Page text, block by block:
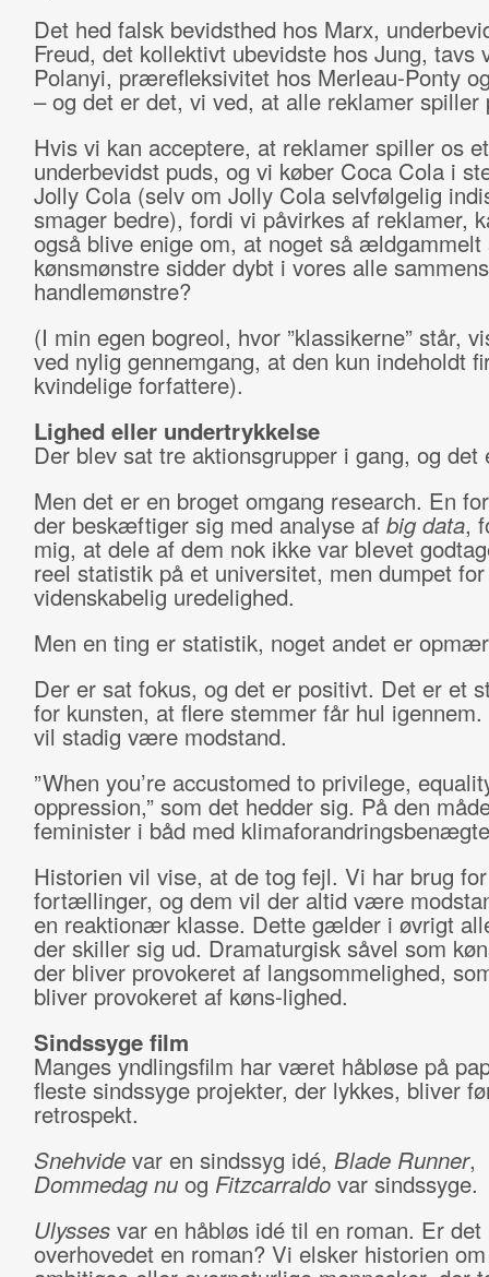
Det hed falsk bevidsthed hos Marx,
Freud, det kollektivt ubevidste hos Jung, tavs
Polanyi, prærefleksivitet hos Merleau-Ponty
– og det er det, vi ved, at alle reklamer spiller
Hvis vi kan acceptere, at reklamer spiller os et
underbevidst puds, og vi køber Coca Cola i
Jolly Cola (selv om Jolly Cola selvfølgelig
smager bedre), fordi vi påvirkes af reklamer,
også blive enige om, at noget så ældgammelt
kønsmønstre sidder dybt i vores alle sammens
handlemønstre?
(I min egen bogreol, hvor ”klassikerne” står,
ved nylig gennemgang, at den kun indeholdt
kvindelige forfattere).
Lighed eller undertrykkelse
Der blev sat tre aktionsgrupper i gang, og det
Men det er en broget omgang research. En
der beskæftiger sig med analyse af big data,
mig, at dele af dem nok ikke var blevet
reel statistik på et universitet, men dumpet for
videnskabelig uredelighed.
Men en ting er statistik, noget andet er
Der er sat fokus, og det er positivt. Det er et
for kunsten, at flere stemmer får hul
vil stadig være modstand.
”When you’re accustomed to privilege,
oppression,” som det hedder sig. På den
feminister i båd med
Historien vil vise, at de tog fejl. Vi har brug
fortællinger, og dem vil der altid være
en reaktionær klasse. Dette gælder i øvrigt
der skiller sig ud. Dramaturgisk såvel som
der bliver provokeret af langsommelighed,
bliver provokeret af køns-lighed.
Sindssyge film
Manges yndlingsfilm har været håbløse på
fleste sindssyge projekter, der lykkes, bliver
retrospekt.
Snehvidevar en sindssyg idé, Blade Runner,
Dommedag nuog Fitzcarraldovar sindssyge.
Ulyssesvar en håbløs idé til en roman. Er det
overhovedet en roman? Vi elsker historien